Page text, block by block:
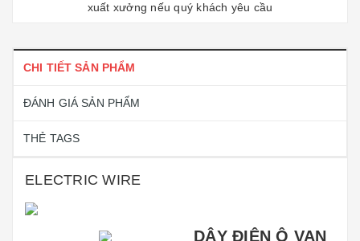
xuất xưởng nếu quý khách yêu cầu
CHI TIẾT SẢN PHẨM
ĐÁNH GIÁ SẢN PHẨM
THẺ TAGS
ELECTRIC WIRE
DÂY ĐIỆN Ô VAN